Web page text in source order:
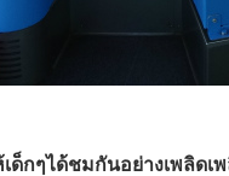
ด็กๆได้ชมกันอย่างเพลิด